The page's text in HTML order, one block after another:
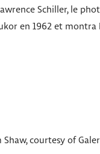
Schiller, le
en 1962 et montra
courtesy of